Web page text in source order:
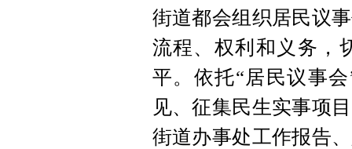
街道都会组织居民议
流程、权利和义务，
平。依托“居民议事
见、征集民生实事项
街道办事处工作报告